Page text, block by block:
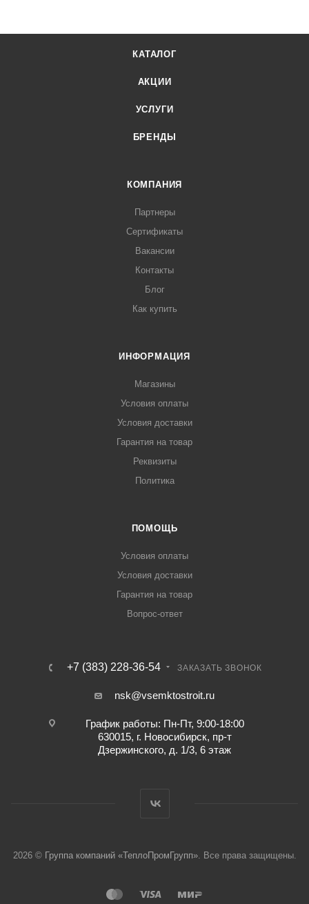
КАТАЛОГ
АКЦИИ
УСЛУГИ
БРЕНДЫ
КОМПАНИЯ
Партнеры
Сертификаты
Вакансии
Контакты
Блог
Как купить
ИНФОРМАЦИЯ
Магазины
Условия оплаты
Условия доставки
Гарантия на товар
Реквизиты
Политика
ПОМОЩЬ
Условия оплаты
Условия доставки
Гарантия на товар
Вопрос-ответ
+7 (383) 228-36-54 ЗАКАЗАТЬ ЗВОНОК
nsk@vsemktostroit.ru
График работы: Пн-Пт, 9:00-18:00
630015, г. Новосибирск, пр-т
Дзержинского, д. 1/3, 6 этаж
2026 © Группа компаний «ТеплоПромГрупп». Все права защищены.